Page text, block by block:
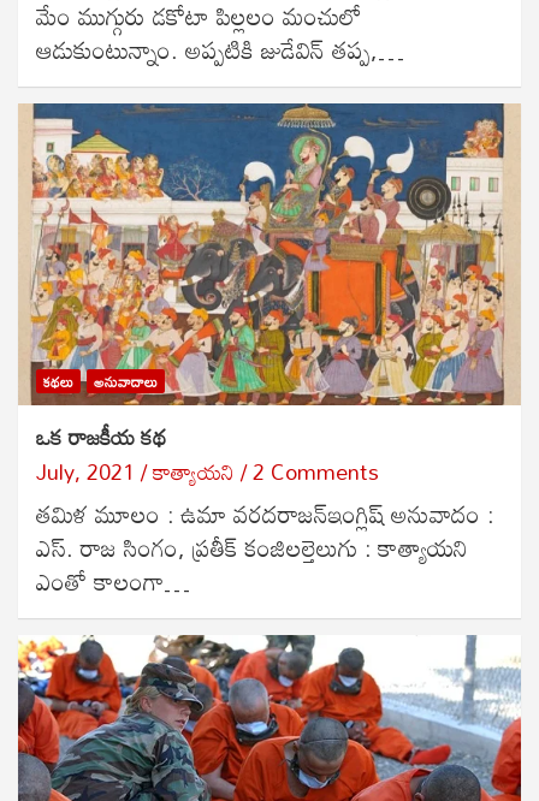
మేం ముగ్గురు డకోటా పిల్లలం మంచులో
ఆడుకుంటున్నాం. అప్పటికి జుడేవిన్ తప్ప,…
కథలు అనువాదాలు
ఒక రాజకీయ కథ
July, 2021 కాత్యాయని 2 Comments
తమిళ మూలం : ఉమా వరదరాజన్ఇంగ్లిష్ అనువాదం :
ఎస్. రాజ సింగం, ప్రతీక్ కంజిలల్తెలుగు : కాత్యాయని
ఎంతో కాలంగా…